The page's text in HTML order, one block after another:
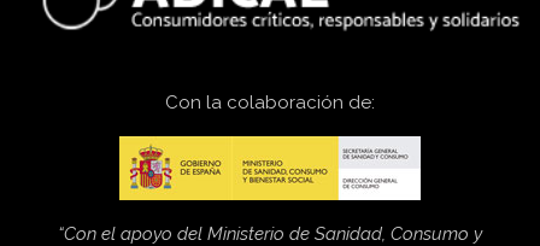
Con la colaboración de:
“Con el apoyo del Ministerio de Sanidad, Consumo y